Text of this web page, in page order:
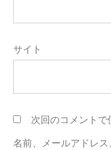
サイト
次回のコメント
名前、メールアドレス